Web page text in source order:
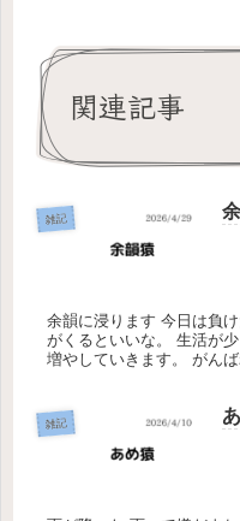
関連記事
雑記
余韻に浸ります 今日は負
がくるといいな。 生活が
増やしていきます。 がん
雑記